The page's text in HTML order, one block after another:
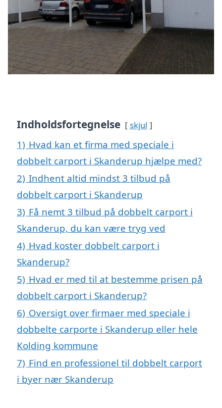
Indholdsfortegnelse skjul
1) Hvad kan et firma med speciale i
dobbelt carport i Skanderup hjælpe med?
2) Indhent altid mindst 3 tilbud på
dobbelt carport i Skanderup
3) Få nemt 3 tilbud på dobbelt carport i
Skanderup, du kan være tryg ved
4) Hvad koster dobbelt carport i
Skanderup?
5) Hvad er med til at bestemme prisen på
dobbelt carport i Skanderup?
6) Oversigt over firmaer med speciale i
dobbelte carporte i Skanderup eller hele
Kolding kommune
7) Find en professionel til dobbelt carport
i byer nær Skanderup